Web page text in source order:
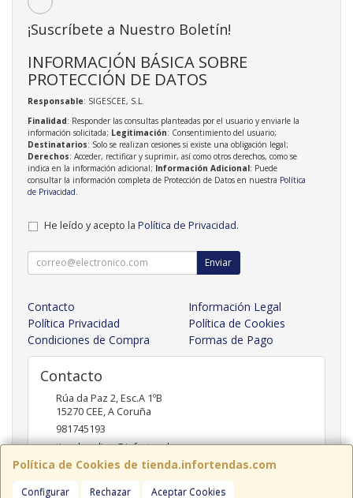
Política de Cookies de tienda.infortendas.com
Configurar Rechazar Aceptar Cookies
¡Suscríbete a Nuestro Boletín!
INFORMACIÓN BÁSICA SOBRE
PROTECCIÓN DE DATOS
Responsable: SIGESCEE, S.L.
Finalidad: Responder las consultas planteadas por el usuario y enviarle la
información solicitada; Legitimación: Consentimiento del usuario;
Destinatarios: Solo se realizan cesiones si existe una obligación legal;
Derechos: Acceder, rectificar y suprimir, así como otros derechos, como se
indica en la información adicional; Información Adicional: Puede
consultar la información completa de Protección de Datos en nuestra Política
de Privacidad
He leído y acepto la Política de Privacidad.
Enviar
Contacto
Información Legal
Política Privacidad
Política de Cookies
Condiciones de Compra
Formas de Pago
Contacto
Rúa da Paz 2, Esc.A 1ºB
15270 CEE,A Coruña
981745193
tiendaonline@infortendas.com